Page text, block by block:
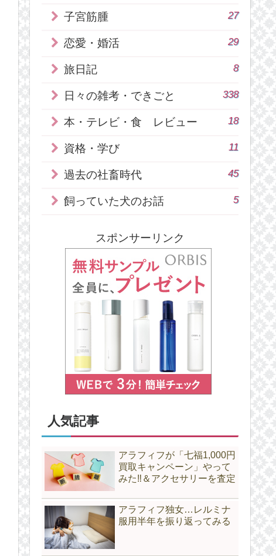
子宮筋腫 27
恋愛・婚活 29
旅日記 8
日々の雑考・できごと 338
本・テレビ・食 レビュー 18
資格・学び 11
過去の社畜時代 45
飼っていた犬のお話 5
スポンサーリンク
人気記事
アラフィフが「七福1,000円
買取キャンペーン」やって
みた‼＆アクセサリーを査定
アラフィフ独女…レルミナ
服用半年を振り返ってみる